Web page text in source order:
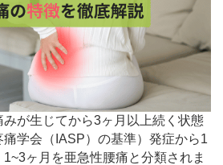
が生じてから3ヶ月以上続く状態
学会（IASP）の基準）発症から1
ヶ月を亜急性腰痛と分類されま